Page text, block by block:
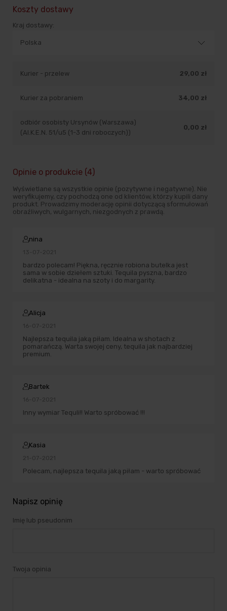
Koszty dostawy
Kraj dostawy:
Kurier - przelew 29,00 zł
Kurier za pobraniem 34,00 zł
odbiór osobisty Ursynów (Warszawa)
(Al.K.E.N. 51/u5 (1-3 dni roboczych))
0,00 zł
Opinie o produkcie (4)
Wyświetlane są wszystkie opinie (pozytywne i negatywne). Nie
weryfikujemy, czy pochodzą one od klientów, którzy kupili dany
produkt. Prowadzimy moderację opinii dotyczącą sformułowań
obraźliwych, wulgarnych, niezgodnych z prawdą.
nina
13-07-2021
bardzo polecam! Piękna, ręcznie robiona butelka jest
sama w sobie dziełem sztuki. Tequila pyszna, bardzo
delikatna - idealna na szoty i do margarity.
Alicja
16-07-2021
Najlepsza tequila jaką piłam. Idealna w shotach z
pomarańczą. Warta swojej ceny, tequila jak najbardziej
premium.
Bartek
16-07-2021
Inny wymiar Tequli!! Warto spróbować !!!
Kasia
21-07-2021
Polecam, najlepsza tequila jaką piłam - warto spróbować
Napisz opinię
Imię lub pseudonim
Twoja opinia